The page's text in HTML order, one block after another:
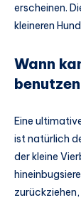
erscheinen.
kleineren
Wann
Eine
ist natürlich
der kleine